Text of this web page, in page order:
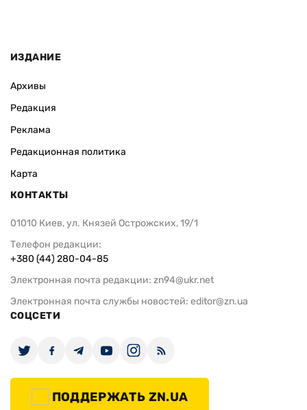
ИЗДАНИЕ
Архивы
Редакция
Реклама
Редакционная политика
Карта
КОНТАКТЫ
01010 Киев, ул. Князей Острожских, 19/1
Телефон редакции:
+380 (44) 280-04-85
Электронная почта редакции: zn94@ukr.net
Электронная почта службы новостей: editor@zn.ua
СОЦСЕТИ
ПОДДЕРЖАТЬ ZN.UA